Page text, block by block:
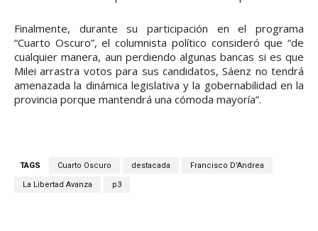
Finalmente, durante su participación en el programa
“Cuarto Oscuro”, el columnista político consideró que “de
cualquier manera, aun perdiendo algunas bancas si es que
Milei arrastra votos para sus candidatos, Sáenz no tendrá
amenazada la dinámica legislativa y la gobernabilidad en la
provincia porque mantendrá una cómoda mayoría”.
TAGS Cuarto Oscuro destacada Francisco D'Andrea
La Libertad Avanza p3